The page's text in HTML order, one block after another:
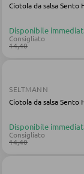
Luci
Disponibile
Consigliato
14,40
SELTMANN
Disponibile
Consigliato
14,40